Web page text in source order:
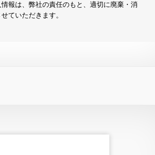
情報は、弊社の責任のもと、適切に廃棄・消
ていただきます。